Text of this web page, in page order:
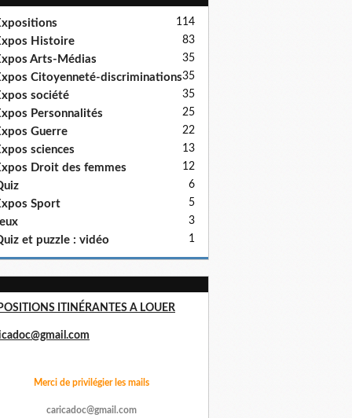
114
Histoire 83
Arts-Médias 35
Citoyenneté-discriminations35
société 35
Personnalités 25
Guerre 22
sciences 13
Droit des femmes 12
6
Sport 5
3
et puzzle : vidéo 1
ITINÉRANTES A LOUER
Merci de privilégier les mails
caricadoc@gmail.com